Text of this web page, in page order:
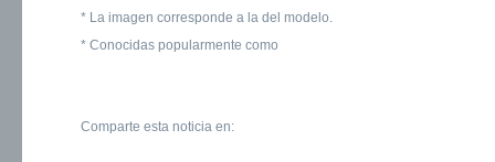
* La imagen corresponde a la del modelo.
* Conocidas popularmente como
Comparte esta noticia en: